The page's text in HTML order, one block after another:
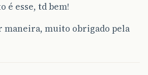
é esse, td bem!
maneira, muito obrigado pela